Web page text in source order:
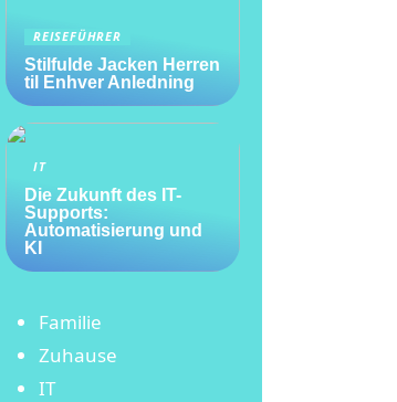
REISEFÜHRER
Stilfulde Jacken Herren
til Enhver Anledning
IT
Die Zukunft des IT-
Supports:
Automatisierung und
KI
Familie
Zuhause
IT